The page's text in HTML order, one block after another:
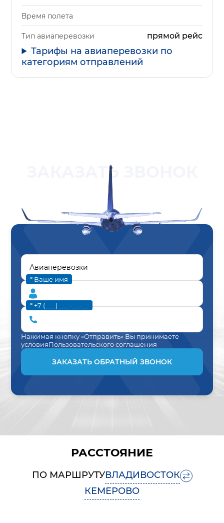
Время полета
Тип авиаперевозки прямой рейс
Тарифы на авиаперевозки по
категориям отправлений
ЗАКАЗАТЬ ЗВОНОК
* Ваше имя
* +7 (___) ___-__-__
Нажимая кнопку «Отправить» Вы принимаете
условияПользовательского соглашения
ЗАКАЗАТЬ ОБРАТНЫЙ ЗВОНОК
РАССТОЯНИЕ
ПО МАРШРУТУВЛАДИВОСТОК
КЕМЕРОВО